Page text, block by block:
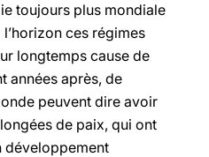
toujours plus mondiale
ces régimes
longtemps cause de
années après, de
peuvent dire avoir
de paix, qui ont
développement